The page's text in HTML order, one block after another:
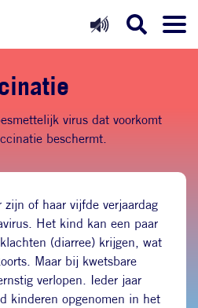
virus dat voorkomt
beschermt.
of haar vijfde verjaardag
Het kind kan een paar
(diarree) krijgen, wat
Maar bij kwetsbare
verlopen. Ieder jaar
kinderen opgenomen in het